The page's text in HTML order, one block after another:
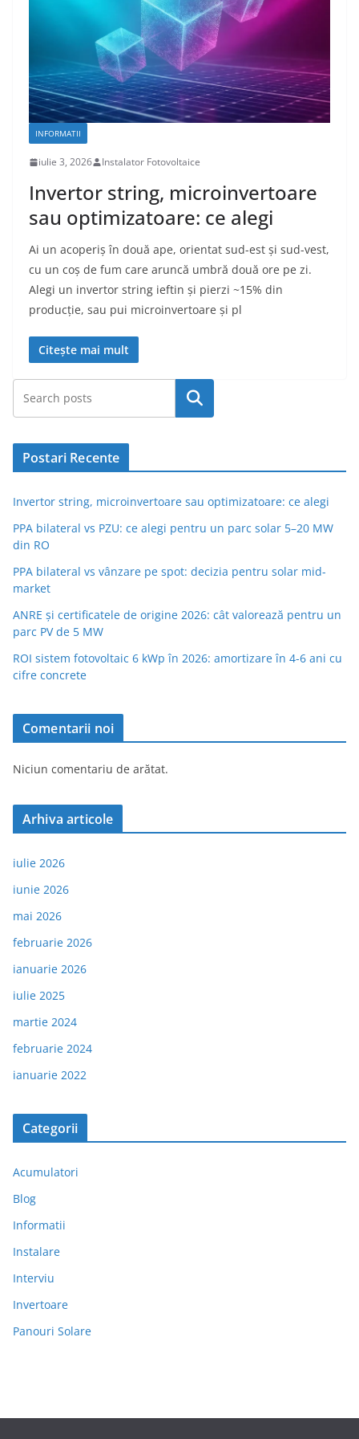
INFORMATII
iulie 3, 2026 Instalator Fotovoltaice
Invertor string, microinvertoare
sau optimizatoare: ce alegi
Ai un acoperiș în două ape, orientat sud-est și sud-vest,
cu un coș de fum care aruncă umbră două ore pe zi.
Alegi un invertor string ieftin și pierzi ~15% din
producție, sau pui microinvertoare și pl
Citește mai mult
Caută
Postari Recente
Invertor string, microinvertoare sau optimizatoare: ce alegi
PPA bilateral vs PZU: ce alegi pentru un parc solar 5–20 MW
din RO
PPA bilateral vs vânzare pe spot: decizia pentru solar mid-
market
ANRE și certificatele de origine 2026: cât valorează pentru un
parc PV de 5 MW
ROI sistem fotovoltaic 6 kWp în 2026: amortizare în 4-6 ani cu
cifre concrete
Comentarii noi
Niciun comentariu de arătat.
Arhiva articole
iulie 2026
iunie 2026
mai 2026
februarie 2026
ianuarie 2026
iulie 2025
martie 2024
februarie 2024
ianuarie 2022
Categorii
Acumulatori
Blog
Informatii
Instalare
Interviu
Invertoare
Panouri Solare